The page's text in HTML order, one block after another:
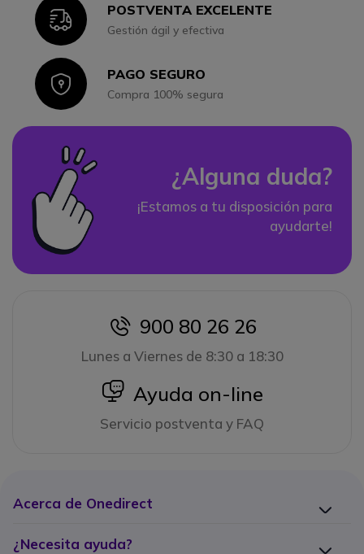
IconPOSTVENTA EXCELENTE
Gestión ágil y efectiva
IconPAGO SEGURO
Compra 100% segura
¿Alguna duda?
¡Estamos a tu disposición para
ayudarte!
icon
900 80 26 26
Lunes a Viernes de 8:30 a 18:30
icon
Ayuda on-line
Servicio postventa y FAQ
Acerca de Onedirect
¿Necesita ayuda?